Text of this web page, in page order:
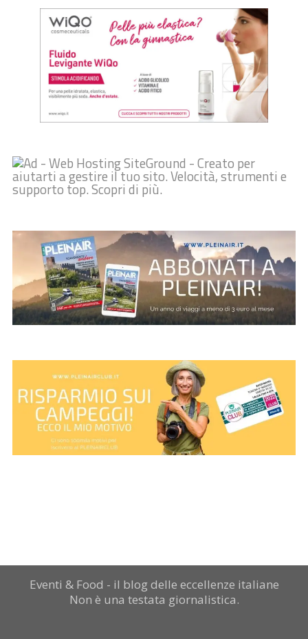
Eventi & Food - il blog delle eccellenze italiane
Non è una testata giornalistica.